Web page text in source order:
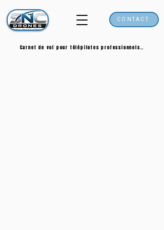
CONTACT
Carnet de vol pour télépilotes professionnels..